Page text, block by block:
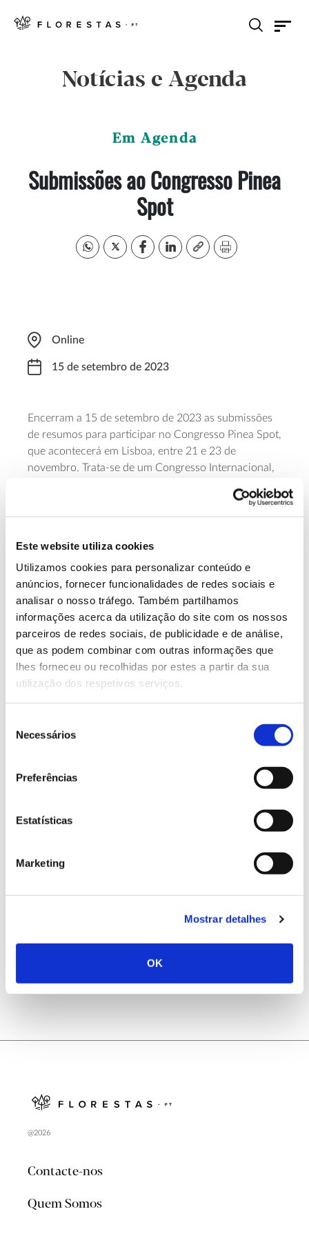
Este website utiliza cookies
Utilizamos cookies para personalizar conteúdo e
anúncios, fornecer funcionalidades de redes sociais e
analisar o nosso tráfego. Também partilhamos
informações acerca da utilização do site com os nossos
parceiros de redes sociais, de publicidade e de análise,
que as podem combinar com outras informações que
lhes forneceu ou recolhidas por estes a partir da sua
utilização dos respetivos serviços.
Necessários
Preferências
Estatísticas
Marketing
Mostrar detalhes
OK
Notícias e Agenda
Em Agenda
Submissões ao Congresso Pinea
Spot
Online
15 de setembro de 2023
Encerram a 15 de setembro de 2023 as submissões
de resumos para participar no Congresso Pinea Spot,
que acontecerá em Lisboa, entre 21 e 23 de
novembro. Trata-se de um Congresso Internacional,
manso, assim como aos desafios e oportunidades da
fileira, promovido pelo Centro de Competências do
informados, até 9 de outubro, se o seu resumo foi
aceite.
Saiba mais sobre o congresso Pinea Stop
13.07.2026
Genoma do priolo e de outras espécies em risco:
Registar galhas de Trichi em acácia-das-espigas:
cidadãos chamados a ajudar
Natureza e florestas procuram jovens voluntários
@2026
Contacte-nos
Quem Somos